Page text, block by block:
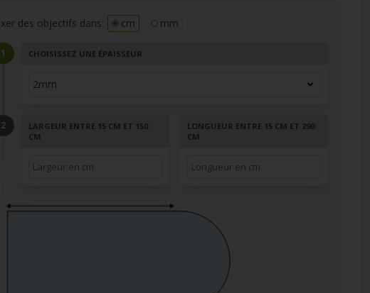
des objectifs dans: cm mm
CHOISISSEZ UNE ÉPAISSEUR
LARGEUR ENTRE 15 CM ET 150
CM
LONGUEUR ENTRE 15 CM ET 290
CM